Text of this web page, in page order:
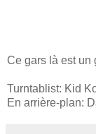
Ce gars là est un
Turntablist: Kid
En arrière-plan: